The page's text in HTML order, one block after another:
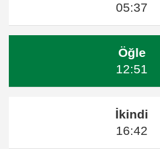
05:37
Öğle
12:51
İkindi
16:42